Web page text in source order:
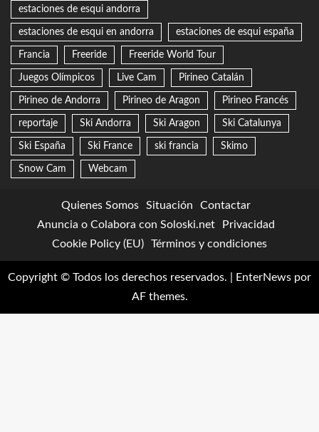
estaciones de esqui andorra
estaciones de esqui en andorra estaciones de esqui españa
Francia Freeride Freeride World Tour
Juegos Olímpicos Live Cam Pirineo Catalán
Pirineo de Andorra Pirineo de Aragon Pirineo Francés
reportaje Ski Andorra Ski Aragon Ski Catalunya
Ski España Ski France ski francia Skimo
Snow Cam Webcam
Quienes Somos Situación
Contactar
Anuncia o Colabora con Soloski.net
Privacidad
Cookie Policy (EU)
Términos y condiciones
Copyright © Todos los derechos reservados. EnterNews por
AF themes.